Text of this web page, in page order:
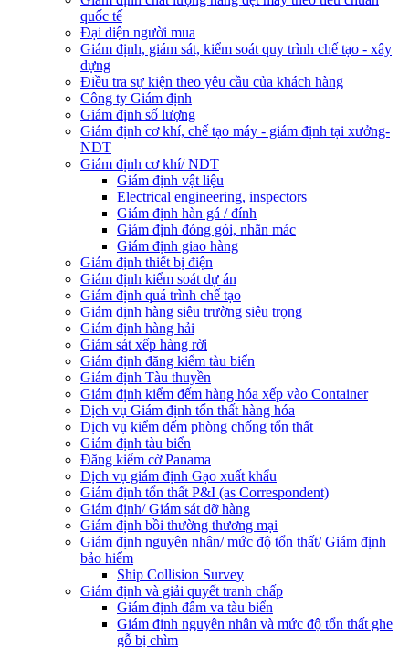
quốc tế
Đại diện người mua
Giám định, giám sát, kiểm soát quy trình chế tạo - xây
dựng
Điều tra sự kiện theo yêu cầu của khách hàng
Công ty Giám định
Giám định số lượng
Giám định cơ khí, chế tạo máy - giám định tại xưởng-
NDT
Giám định cơ khí/ NDT
Giám định vật liệu
Electrical engineering, inspectors
Giám định hàn gá / đính
Giám định đóng gói, nhãn mác
Giám định giao hàng
Giám định thiết bị điện
Giám định kiểm soát dự án
Giám định quá trình chế tạo
Giám định hàng siêu trường siêu trọng
Giám định hàng hải
Giám sát xếp hàng rời
Giám định đăng kiểm tàu biển
Giám định Tàu thuyền
Giám định kiểm đếm hàng hóa xếp vào Container
Dịch vụ Giám định tổn thất hàng hóa
Dịch vụ kiểm đếm phòng chống tổn thất
Giám định tàu biển
Đăng kiểm cờ Panama
Dịch vụ giám định Gạo xuất khẩu
Giám định tổn thất P&I (as Correspondent)
Giám định/ Giám sát dỡ hàng
Giám định bồi thường thương mại
Giám định nguyên nhân/ mức độ tổn thất/ Giám định
bảo hiểm
Ship Collision Survey
Giám định và giải quyết tranh chấp
Giám định đâm va tàu biển
Giám định nguyên nhân và mức độ tổn thất ghe
gỗ bị chìm